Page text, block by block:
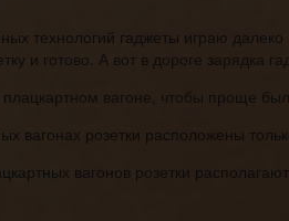
технологий гаджеты играю
и готово. А вот в дороге зарядка
вагоне, чтобы проще
вагонах розетки расположены
вагонов розетки